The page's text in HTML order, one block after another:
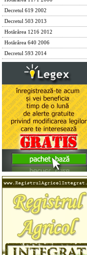
Decretul 619 2002
Decretul 503 2013
Hotărârea 1216 2012
Hotărârea 640 2006
Decretul 593 2014